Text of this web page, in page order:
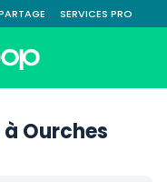
SERVICES PRO
Ourches